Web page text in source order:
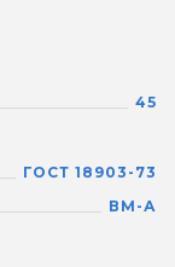
45
ГОСТ 18903-73
ВМ-А